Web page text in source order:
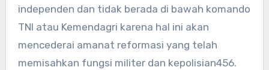
independen dan tidak berada di bawah komando
TNI atau Kemendagri karena hal ini akan
mencederai amanat reformasi yang telah
memisahkan fungsi militer dan kepolisian456.